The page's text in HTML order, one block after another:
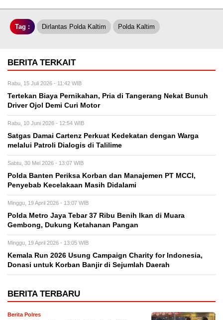
Tag : Dirlantas Polda Kaltim Polda Kaltim
BERITA TERKAIT
Rabu, 15 Juli 2026 - 11:42 WIB
Tertekan Biaya Pernikahan, Pria di Tangerang Nekat Bunuh
Driver Ojol Demi Curi Motor
Rabu, 10 Juni 2026 - 12:54 WIB
Satgas Damai Cartenz Perkuat Kedekatan dengan Warga
melalui Patroli Dialogis di Talilime
Sabtu, 30 Mei 2026 - 13:07 WIB
Polda Banten Periksa Korban dan Manajemen PT MCCI,
Penyebab Kecelakaan Masih Didalami
Minggu, 19 April 2026 - 13:07 WIB
Polda Metro Jaya Tebar 37 Ribu Benih Ikan di Muara
Gembong, Dukung Ketahanan Pangan
Minggu, 19 April 2026 - 13:05 WIB
Kemala Run 2026 Usung Campaign Charity for Indonesia,
Donasi untuk Korban Banjir di Sejumlah Daerah
BERITA TERBARU
Berita Polres